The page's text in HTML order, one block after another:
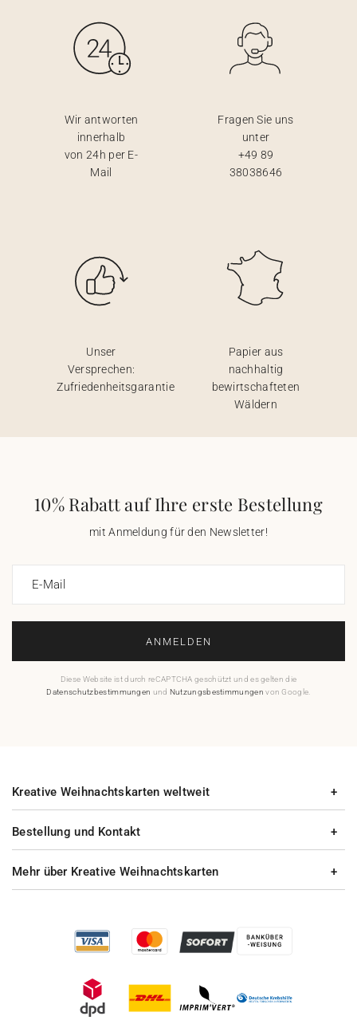
Wir antworten
innerhalb
von 24h per E-
Mail
Fragen Sie uns
unter
+49 89
38038646
Unser
Versprechen:
Zufriedenheitsgarantie
Papier aus
nachhaltig
bewirtschafteten
Wäldern
10% Rabatt auf Ihre erste Bestellung
mit Anmeldung für den Newsletter!
E-Mail
ANMELDEN
Diese Website ist durch reCAPTCHA geschützt und es gelten die
Datenschutzbestimmungen und Nutzungsbestimmungen von Google.
Bestellung und Kontakt
Mehr über Kreative Weihnachtskarten
Kreative Weihnachtskarten weltweit